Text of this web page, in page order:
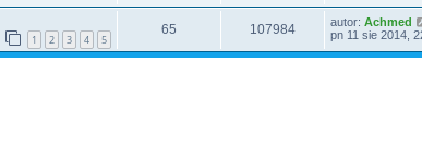
1 2 3 4 5
65 107984 autor: Achmed
pn 11 sie 2014,